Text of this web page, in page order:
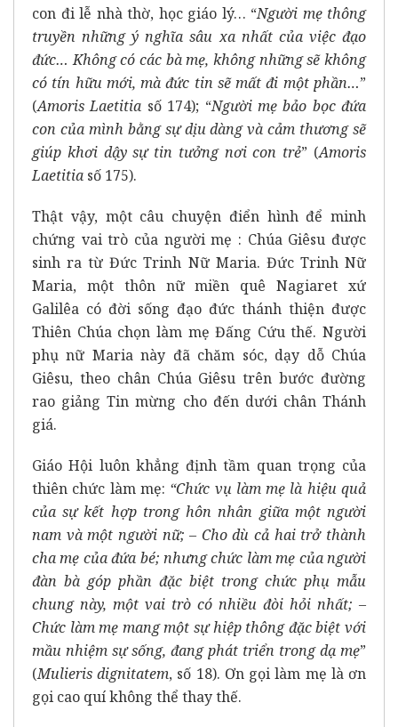
con đi lễ nhà thờ, học giáo lý… “Người mẹ thông
truyền những ý nghĩa sâu xa nhất của việc đạo
đức… Không có các bà mẹ, không những sẽ không
có tín hữu mới, mà đức tin sẽ mất đi một phần…”
(Amoris Laetitia số 174); “Người mẹ bảo bọc đứa
con của mình bằng sự dịu dàng và cảm thương sẽ
giúp khơi dậy sự tin tưởng nơi con trẻ” (Amoris
Laetitia số 175).
Thật vậy, một câu chuyện điển hình để minh
chứng vai trò của người mẹ : Chúa Giêsu được
sinh ra từ Đức Trinh Nữ Maria. Đức Trinh Nữ
Maria, một thôn nữ miền quê Nagiaret xứ
Galilêa có đời sống đạo đức thánh thiện được
Thiên Chúa chọn làm mẹ Đấng Cứu thế. Người
phụ nữ Maria này đã chăm sóc, dạy dỗ Chúa
Giêsu, theo chân Chúa Giêsu trên bước đường
rao giảng Tin mừng cho đến dưới chân Thánh
giá.
Giáo Hội luôn khẳng định tầm quan trọng của
thiên chức làm mẹ: “Chức vụ làm mẹ là hiệu quả
của sự kết hợp trong hôn nhân giữa một người
nam và một người nữ; – Cho dù cả hai trở thành
cha mẹ của đứa bé; nhưng chức làm mẹ của người
đàn bà góp phần đặc biệt trong chức phụ mẫu
chung này, một vai trò có nhiều đòi hỏi nhất; –
Chức làm mẹ mang một sự hiệp thông đặc biệt với
mầu nhiệm sự sống, đang phát triển trong dạ mẹ”
(Mulieris dignitatem, số 18). Ơn gọi làm mẹ là ơn
gọi cao quí không thể thay thế.